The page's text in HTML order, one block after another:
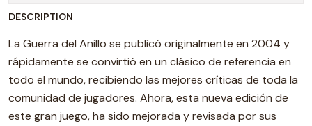
DESCRIPTION
La Guerra del Anillo se publicó originalmente en 2004 y
rápidamente se convirtió en un clásico de referencia en
todo el mundo, recibiendo las mejores críticas de toda la
comunidad de jugadores. Ahora, esta nueva edición de
este gran juego, ha sido mejorada y revisada por sus